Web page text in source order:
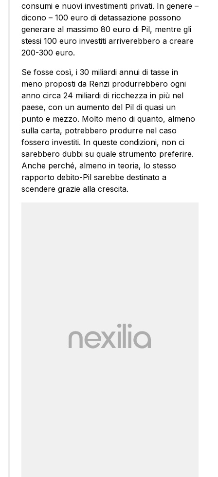
consumi e nuovi investimenti privati. In genere –
dicono – 100 euro di detassazione possono
generare al massimo 80 euro di Pil, mentre gli
stessi 100 euro investiti arriverebbero a creare
200-300 euro.
Se fosse così, i 30 miliardi annui di tasse in
meno proposti da Renzi produrrebbero ogni
anno circa 24 miliardi di ricchezza in più nel
paese, con un aumento del Pil di quasi un
punto e mezzo. Molto meno di quanto, almeno
sulla carta, potrebbero produrre nel caso
fossero investiti. In queste condizioni, non ci
sarebbero dubbi su quale strumento preferire.
Anche perché, almeno in teoria, lo stesso
rapporto debito-Pil sarebbe destinato a
scendere grazie alla crescita.